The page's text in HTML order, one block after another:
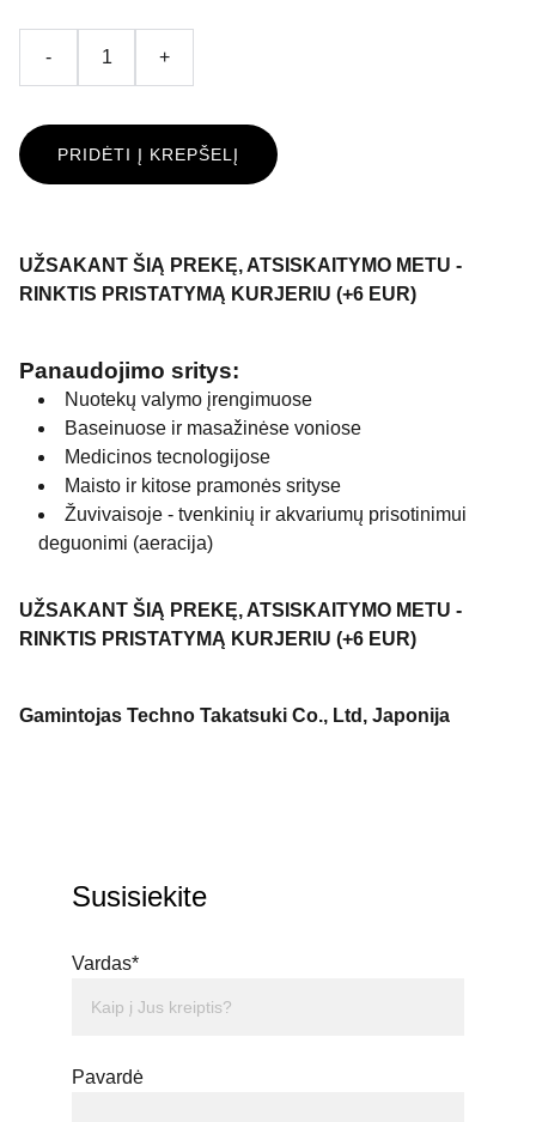
- +
PRIDĖTI Į KREPŠELĮ
UŽSAKANT ŠIĄ PREKĘ, ATSISKAITYMO METU -
RINKTIS PRISTATYMĄ KURJERIU (+6 EUR)
Panaudojimo sritys:
Nuotekų valymo įrengimuose
Baseinuose ir masažinėse voniose
Medicinos tecnologijose
Maisto ir kitose pramonės srityse
Žuvivaisoje - tvenkinių ir akvariumų prisotinimui
deguonimi (aeracija)
UŽSAKANT ŠIĄ PREKĘ, ATSISKAITYMO METU -
RINKTIS PRISTATYMĄ KURJERIU (+6 EUR)
Gamintojas Techno Takatsuki Co., Ltd, Japonija
Susisiekite
Vardas*
Pavardė